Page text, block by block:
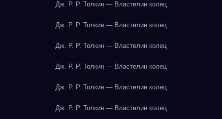
Дж. Р. Р. Толкин — Властелин колец
Дж. Р. Р. Толкин — Властелин колец
Дж. Р. Р. Толкин — Властелин колец
Дж. Р. Р. Толкин — Властелин колец
Дж. Р. Р. Толкин — Властелин колец
Дж. Р. Р. Толкин — Властелин колец